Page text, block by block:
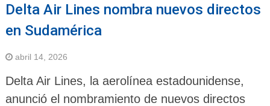
Delta Air Lines nombra nuevos directos
en Sudamérica
abril 14, 2026
Delta Air Lines, la aerolínea estadounidense,
anunció el nombramiento de nuevos directos